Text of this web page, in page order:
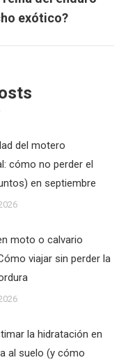
exótico?
del motero
cómo no perder el
en septiembre
moto o calvario
viajar sin perder la
la hidratación en
al suelo (y cómo